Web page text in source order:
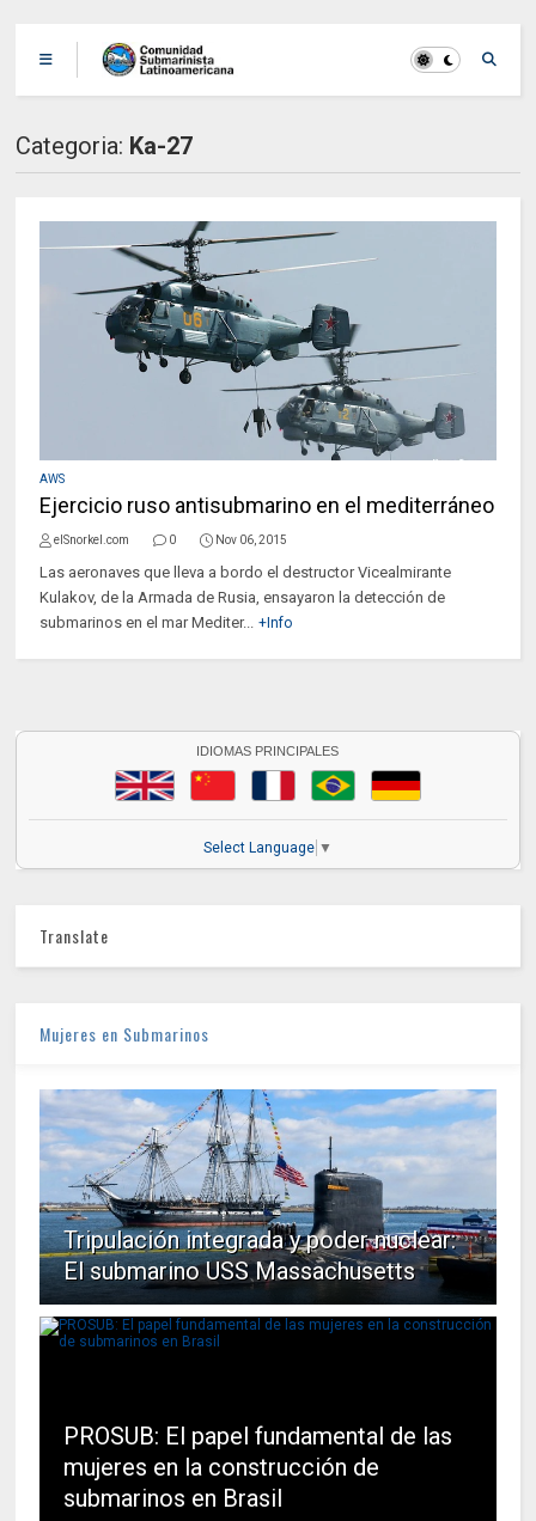
Categoria: Ka-27
AWS
Ejercicio ruso antisubmarino en el mediterráneo
elSnorkel.com 0 Nov 06, 2015
Las aeronaves que lleva a bordo el destructor Vicealmirante
Kulakov, de la Armada de Rusia, ensayaron la detección de
submarinos en el mar Mediter... +Info
IDIOMAS PRINCIPALES
Select Language ▼
Translate
Mujeres en Submarinos
Tripulación integrada y poder nuclear:
El submarino USS Massachusetts
PROSUB: El papel fundamental de las
mujeres en la construcción de
submarinos en Brasil